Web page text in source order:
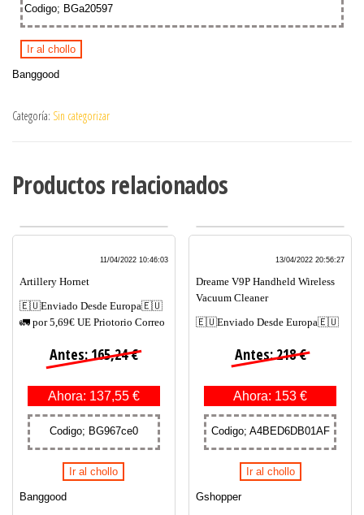
Codigo; BGa20597
Ir al chollo
Banggood
Categoría: Sin categorizar
Productos relacionados
11/04/2022 10:46:03
Artillery Hornet
🇪🇺Enviado Desde Europa🇪🇺
🚛 por 5,69€ UE Priotorio Correo
Antes: 165,24 €
Ahora: 137,55 €
Codigo; BG967ce0
Ir al chollo
Banggood
13/04/2022 20:56:27
Dreame V9P Handheld Wireless
Vacuum Cleaner
🇪🇺Enviado Desde Europa🇪🇺
Antes: 218 €
Ahora: 153 €
Codigo; A4BED6DB01AF
Ir al chollo
Gshopper